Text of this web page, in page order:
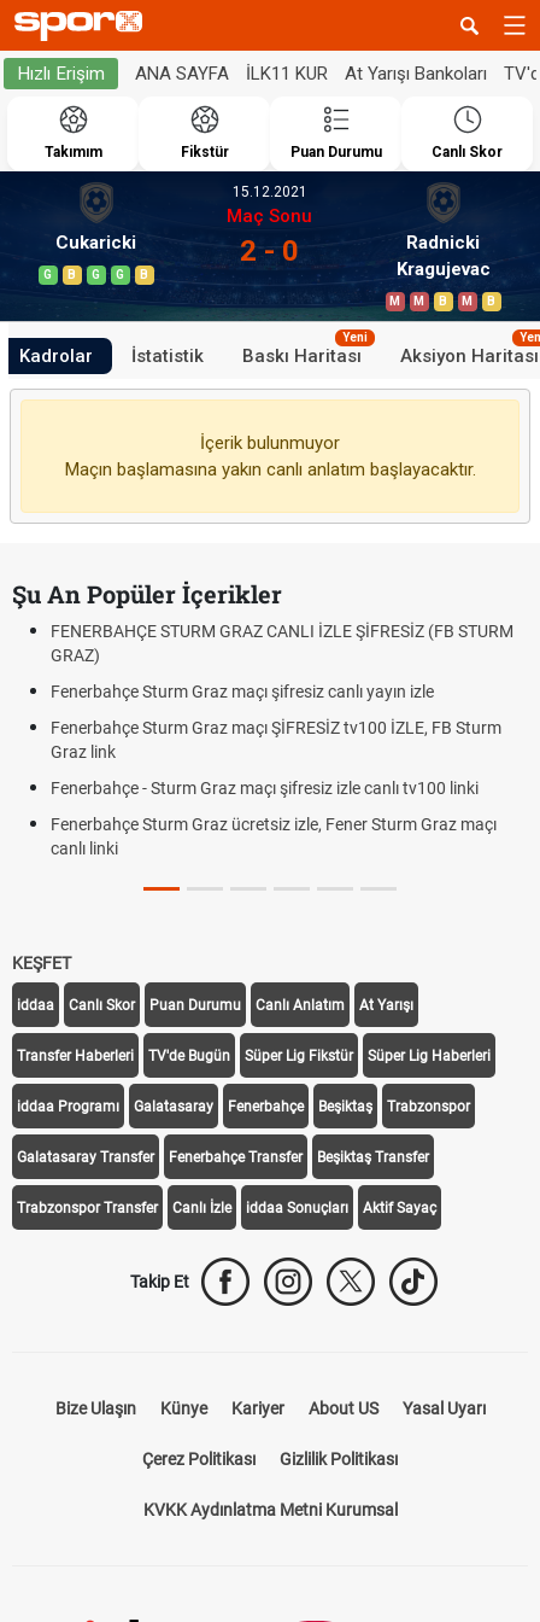
Hızlı Erişim ANA SAYFA İLK11 KUR At Yarışı Bankoları
Takımım Fikstür Puan Durumu Canlı Skor
Cukaricki
G B G G B
15.12.2021
Maç Sonu
2 - 0
Radnicki
Kragujevac
M M B M B
Kadrolar İstatistik Baskı Haritası
Yeni
Aksiyon Haritası
İçerik bulunmuyor
Maçın başlamasına yakın canlı anlatım başlayacaktır.
Şu An Popüler İçerikler
FENERBAHÇE STURM GRAZ CANLI İZLE ŞİFRESİZ (FB STURM
GRAZ)
Fenerbahçe Sturm Graz maçı şifresiz canlı yayın izle
Fenerbahçe Sturm Graz maçı ŞİFRESİZ tv100 İZLE, FB Sturm
Graz link
Fenerbahçe - Sturm Graz maçı şifresiz izle canlı tv100 linki
Fenerbahçe Sturm Graz ücretsiz izle, Fener Sturm Graz maçı
canlı linki
KEŞFET
iddaa Canlı Skor Puan Durumu Canlı Anlatım At Yarışı
Transfer Haberleri TV'de Bugün Süper Lig Fikstür Süper Lig Haberleri
iddaa Programı Galatasaray Fenerbahçe Beşiktaş Trabzonspor
Galatasaray Transfer Fenerbahçe Transfer Beşiktaş Transfer
Trabzonspor Transfer Canlı İzle iddaa Sonuçları Aktif Sayaç
Takip Et
Bize Ulaşın Künye Kariyer About US Yasal Uyarı
Çerez Politikası Gizlilik Politikası
KVKK Aydınlatma Metni Kurumsal